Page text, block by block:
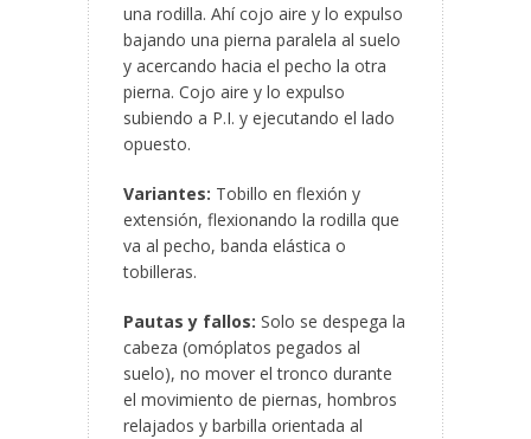
una rodilla. Ahí cojo aire y lo expulso
bajando una pierna paralela al suelo
y acercando hacia el pecho la otra
pierna. Cojo aire y lo expulso
subiendo a P.I. y ejecutando el lado
opuesto.
Variantes: Tobillo en flexión y
extensión, flexionando la rodilla que
va al pecho, banda elástica o
tobilleras.
Pautas y fallos: Solo se despega la
cabeza (omóplatos pegados al
suelo), no mover el tronco durante
el movimiento de piernas, hombros
relajados y barbilla orientada al